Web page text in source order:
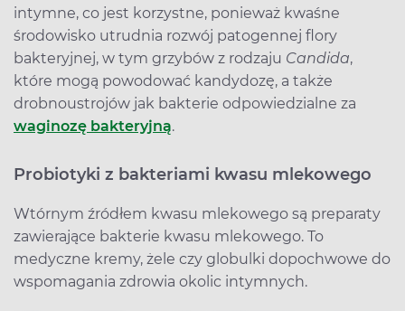
intymne, co jest korzystne, ponieważ kwaśne
środowisko utrudnia rozwój patogennej flory
bakteryjnej, w tym grzybów z rodzaju Candida,
które mogą powodować kandydozę, a także
drobnoustrojów jak bakterie odpowiedzialne za
waginozę bakteryjną.
Probiotyki z bakteriami kwasu mlekowego
Wtórnym źródłem kwasu mlekowego są preparaty
zawierające bakterie kwasu mlekowego. To
medyczne kremy, żele czy globulki dopochwowe do
wspomagania zdrowia okolic intymnych.